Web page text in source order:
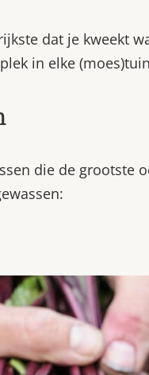
dat je kweekt
in elke
die de grootste